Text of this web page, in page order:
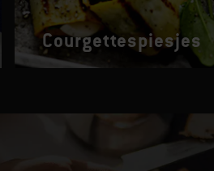
Courgettespiesjes